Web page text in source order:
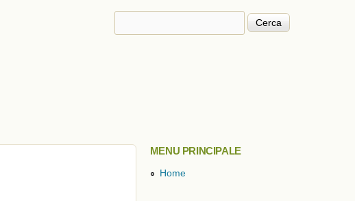
Form di ricerca
MENU PRINCIPALE
Home